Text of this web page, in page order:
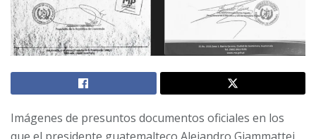
Imágenes de presuntos documentos oficiales en los